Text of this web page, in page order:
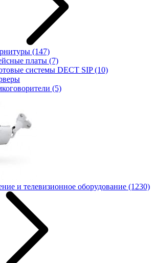
(147)
платы (7)
системы DECT SIP(10)
(5)
и телевизионное оборудование (1230)